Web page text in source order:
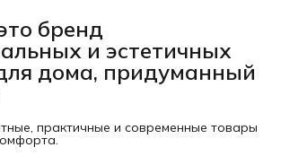
бренд
и эстетичных
дома, придуманный
практичные и современные товары